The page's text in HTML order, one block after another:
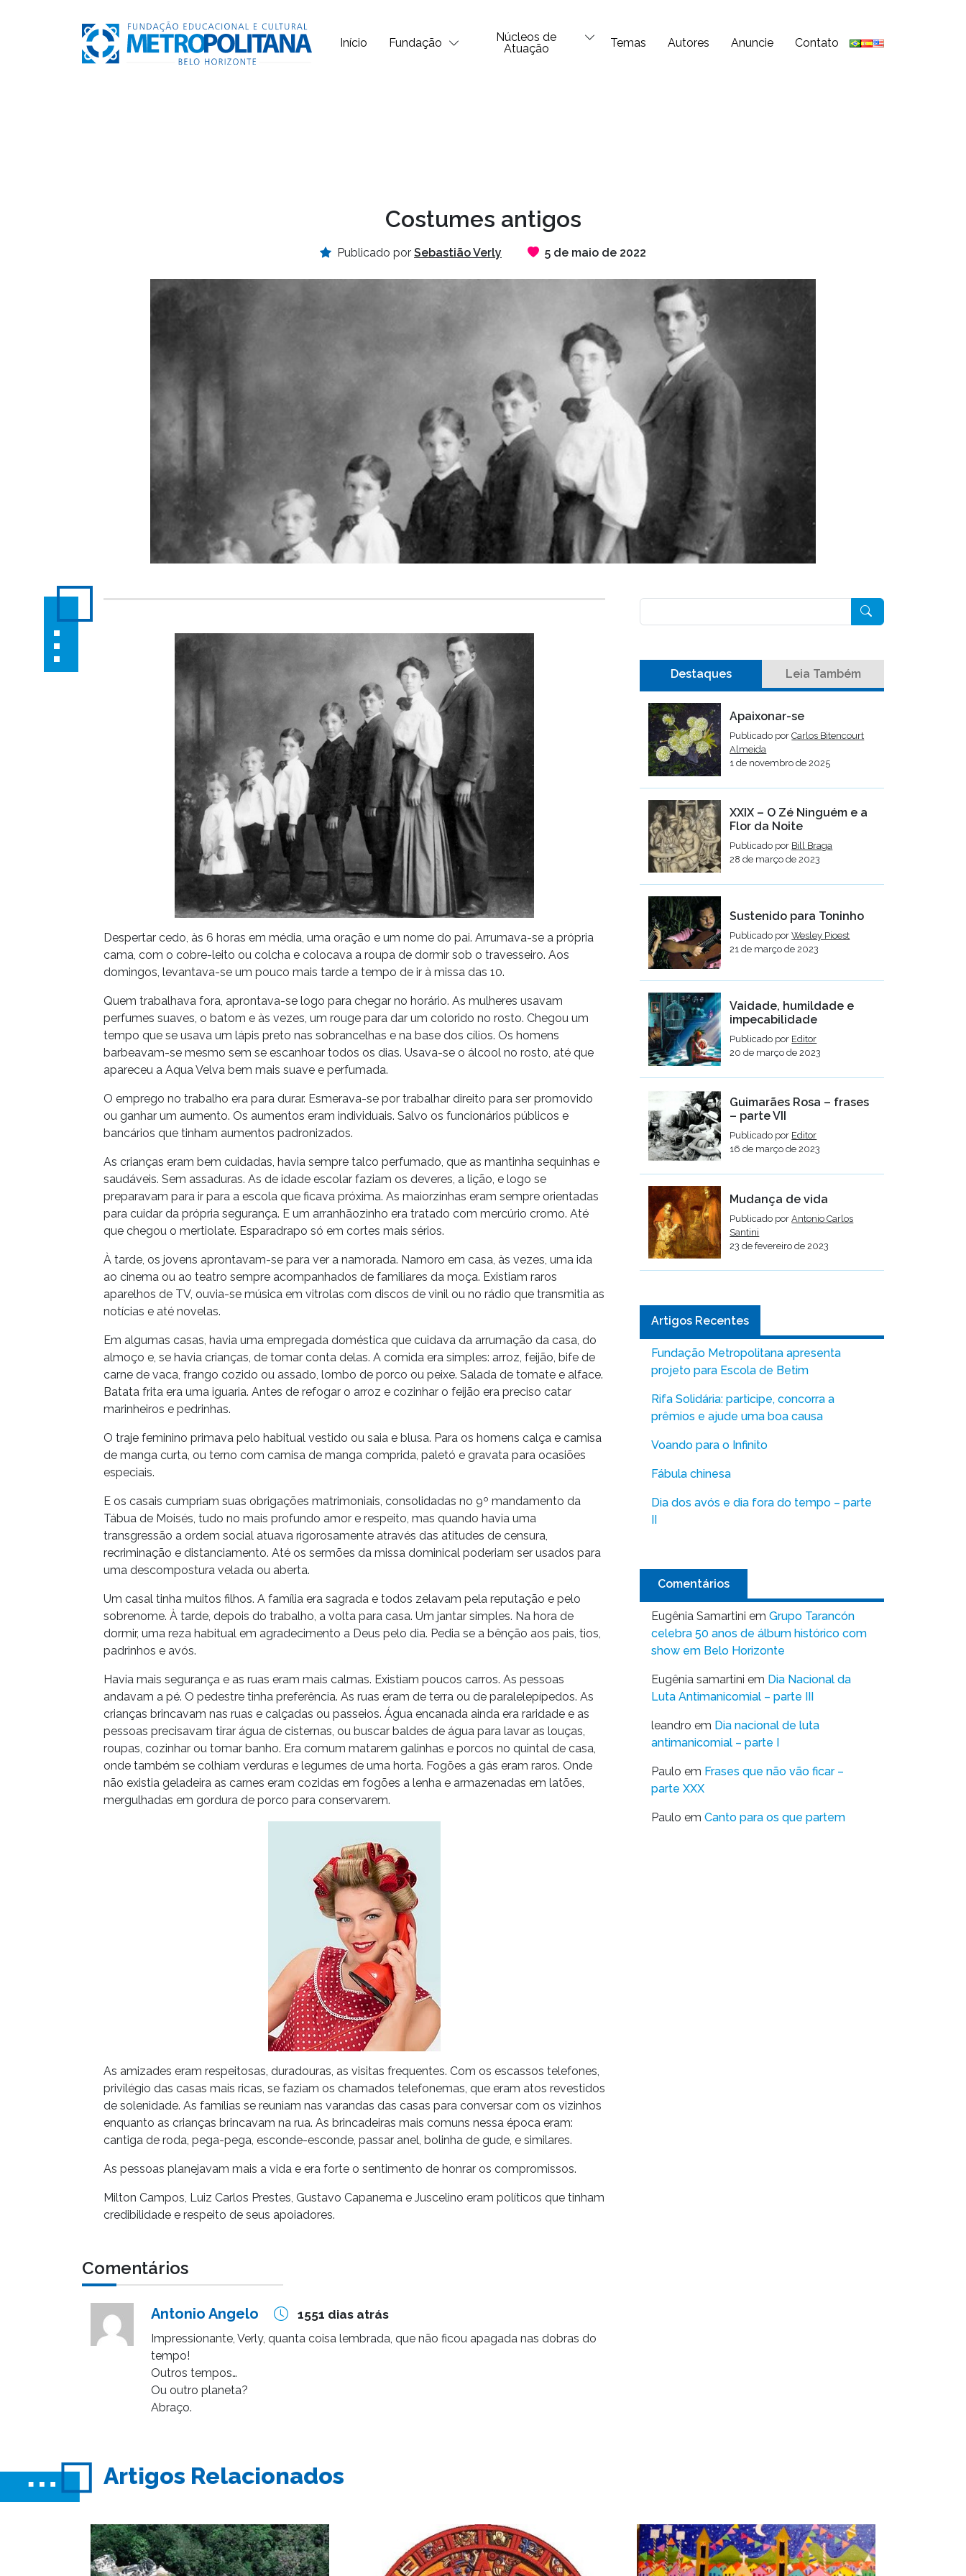
Início Fundação
Núcleos de
Atuação
Temas Autores Anuncie Contato
Costumes antigos
Publicado por Sebastião Verly 5 de maio de 2022
Despertar cedo, às 6 horas em média, uma oração e um nome do pai. Arrumava-se a própria
cama, com o cobre-leito ou colcha e colocava a roupa de dormir sob o travesseiro. Aos
domingos, levantava-se um pouco mais tarde a tempo de ir à missa das 10.
Quem trabalhava fora, aprontava-se logo para chegar no horário. As mulheres usavam
perfumes suaves, o batom e às vezes, um rouge para dar um colorido no rosto. Chegou um
tempo que se usava um lápis preto nas sobrancelhas e na base dos cílios. Os homens
barbeavam-se mesmo sem se escanhoar todos os dias. Usava-se o álcool no rosto, até que
apareceu a Aqua Velva bem mais suave e perfumada.
O emprego no trabalho era para durar. Esmerava-se por trabalhar direito para ser promovido
ou ganhar um aumento. Os aumentos eram individuais. Salvo os funcionários públicos e
bancários que tinham aumentos padronizados.
As crianças eram bem cuidadas, havia sempre talco perfumado, que as mantinha sequinhas e
saudáveis. Sem assaduras. As de idade escolar faziam os deveres, a lição, e logo se
preparavam para ir para a escola que ficava próxima. As maiorzinhas eram sempre orientadas
para cuidar da própria segurança. E um arranhãozinho era tratado com mercúrio cromo. Até
que chegou o mertiolate. Esparadrapo só em cortes mais sérios.
À tarde, os jovens aprontavam-se para ver a namorada. Namoro em casa, às vezes, uma ida
ao cinema ou ao teatro sempre acompanhados de familiares da moça. Existiam raros
aparelhos de TV, ouvia-se música em vitrolas com discos de vinil ou no rádio que transmitia as
notícias e até novelas.
Em algumas casas, havia uma empregada doméstica que cuidava da arrumação da casa, do
almoço e, se havia crianças, de tomar conta delas. A comida era simples: arroz, feijão, bife de
carne de vaca, frango cozido ou assado, lombo de porco ou peixe. Salada de tomate e alface.
Batata frita era uma iguaria. Antes de refogar o arroz e cozinhar o feijão era preciso catar
marinheiros e pedrinhas.
O traje feminino primava pelo habitual vestido ou saia e blusa. Para os homens calça e camisa
de manga curta, ou terno com camisa de manga comprida, paletó e gravata para ocasiões
especiais.
E os casais cumpriam suas obrigações matrimoniais, consolidadas no 9º mandamento da
Tábua de Moisés, tudo no mais profundo amor e respeito, mas quando havia uma
transgressão a ordem social atuava rigorosamente através das atitudes de censura,
recriminação e distanciamento. Até os sermões da missa dominical poderiam ser usados para
uma descompostura velada ou aberta.
Um casal tinha muitos filhos. A família era sagrada e todos zelavam pela reputação e pelo
sobrenome. À tarde, depois do trabalho, a volta para casa. Um jantar simples. Na hora de
dormir, uma reza habitual em agradecimento a Deus pelo dia. Pedia se a bênção aos pais, tios,
padrinhos e avós.
Havia mais segurança e as ruas eram mais calmas. Existiam poucos carros. As pessoas
andavam a pé. O pedestre tinha preferência. As ruas eram de terra ou de paralelepípedos. As
crianças brincavam nas ruas e calçadas ou passeios. Água encanada ainda era raridade e as
pessoas precisavam tirar água de cisternas, ou buscar baldes de água para lavar as louças,
roupas, cozinhar ou tomar banho. Era comum matarem galinhas e porcos no quintal de casa,
onde também se colhiam verduras e legumes de uma horta. Fogões a gás eram raros. Onde
não existia geladeira as carnes eram cozidas em fogões a lenha e armazenadas em latões,
mergulhadas em gordura de porco para conservarem.
As amizades eram respeitosas, duradouras, as visitas frequentes. Com os escassos telefones,
privilégio das casas mais ricas, se faziam os chamados telefonemas, que eram atos revestidos
de solenidade. As famílias se reuniam nas varandas das casas para conversar com os vizinhos
enquanto as crianças brincavam na rua. As brincadeiras mais comuns nessa época eram:
cantiga de roda, pega-pega, esconde-esconde, passar anel, bolinha de gude, e similares.
As pessoas planejavam mais a vida e era forte o sentimento de honrar os compromissos.
Milton Campos, Luiz Carlos Prestes, Gustavo Capanema e Juscelino eram políticos que tinham
credibilidade e respeito de seus apoiadores.
Comentários
Antonio Angelo 1551 dias atrás
Impressionante, Verly, quanta coisa lembrada, que não ficou apagada nas dobras do
tempo!
Outros tempos…
Ou outro planeta?
Abraço.
Destaques Leia Também
Apaixonar-se
Publicado porCarlos Bitencourt
Almeida
1 de novembro de 2025
XXIX – O Zé Ninguém e a
Flor da Noite
Publicado por Bill Braga
28 de março de 2023
Sustenido para Toninho
Publicado porWesley Pioest
21 de março de 2023
Vaidade, humildade e
impecabilidade
Publicado por Editor
20 de março de 2023
Guimarães Rosa – frases
– parte VII
Publicado por Editor
16 de março de 2023
Mudança de vida
Publicado porAntonio Carlos
Santini
23 de fevereiro de 2023
Artigos Recentes
Fundação Metropolitana apresenta
projeto para Escola de Betim
Rifa Solidária: participe, concorra a
prêmios e ajude uma boa causa
Voando para o Infinito
Fábula chinesa
Dia dos avós e dia fora do tempo – parte
II
Comentários
Eugênia Samartini em Grupo Tarancón
celebra 50 anos de álbum histórico com
show em Belo Horizonte
Eugênia samartini em Dia Nacional da
Luta Antimanicomial – parte III
leandro em Dia nacional de luta
antimanicomial – parte I
Paulo em Frases que não vão ficar –
parte XXX
Paulo em Canto para os que partem
Artigos Relacionados